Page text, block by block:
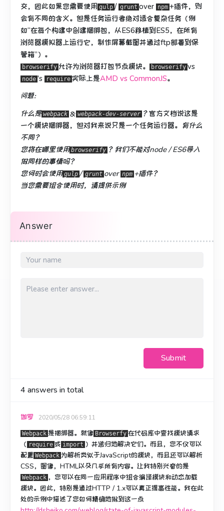
交，因此如果您需要使用 gulp / grunt over npm +插件， 则
会有不同的含义。 但是任务运行者绝对适合复杂任务（例
如“在每个构建中创建捆绑包，从ES6移植到ES5，在所有
浏览器模拟器上运行它，制作屏幕截图并通过ftp部署到保
管箱”）。
browserify 允许为浏览器打包节点模块。 browserify vs
node 's require 实际上是AMD vs CommonJS。
问题：
什么是 webpack ＆ webpack-dev-server ？官方文档说这是
一个模块捆绑器，但对我来说只是一个任务运行器。 有什么
不同？
您将在哪里使用 browserify ？ 我们不能对node / ES6导入
做同样的事情吗？
您何时会使用 gulp / grunt over npm +插件？
当您需要组合使用时，请提供示例
Answer
Submit
4 answers in total
伽罗 2020/05/28 06:59:11
Webpack 是捆绑器。 就像 Browserfy 在代码库中查找模块请求
（ require 或 import ）并递归地解决它们。 而且，您不仅可以
配置 Webpack 为解析类似于JavaScript的模块，而且还可以解析
CSS，图像，HTML以及几乎所有内容。 让我特别兴奋的是
Webpack ，您可以在同一应用程序中组合编译模块和动态加载
模块。 因此，特别是通过HTTP / 1.x可以真正提高性能。 我在此
处的示例中描述了您如何精确地做到这一点